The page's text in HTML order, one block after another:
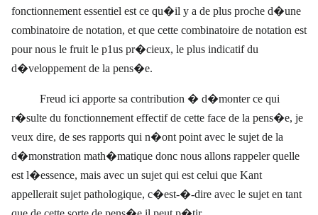
fonctionnement essentiel est ce qu�il y a de plus proche d�une
combinatoire de notation, et que cette combinatoire de notation est
pour nous le fruit le p1us pr�cieux, le plus indicatif du
d�veloppement de la pens�e.
Freud ici apporte sa contribution � d�monter ce qui
r�sulte du fonctionnement effectif de cette face de la pens�e, je
veux dire, de ses rapports qui n�ont point avec le sujet de la
d�monstration math�matique donc nous allons rappeler quelle
est l�essence, mais avec un sujet qui est celui que Kant
appellerait sujet pathologique, c�est-�-dire avec le sujet en tant